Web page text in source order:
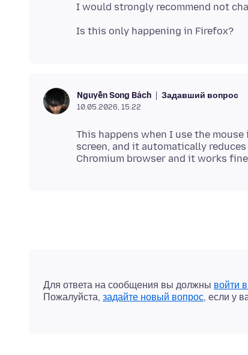
Nguyễn Song Bách Задавший вопрос
10.05.2026, 15:22
This happens when I use the
screen, and it automatically
Для ответа на сообщения вы должны войти
Пожалуйста, задайте новый вопрос, если у